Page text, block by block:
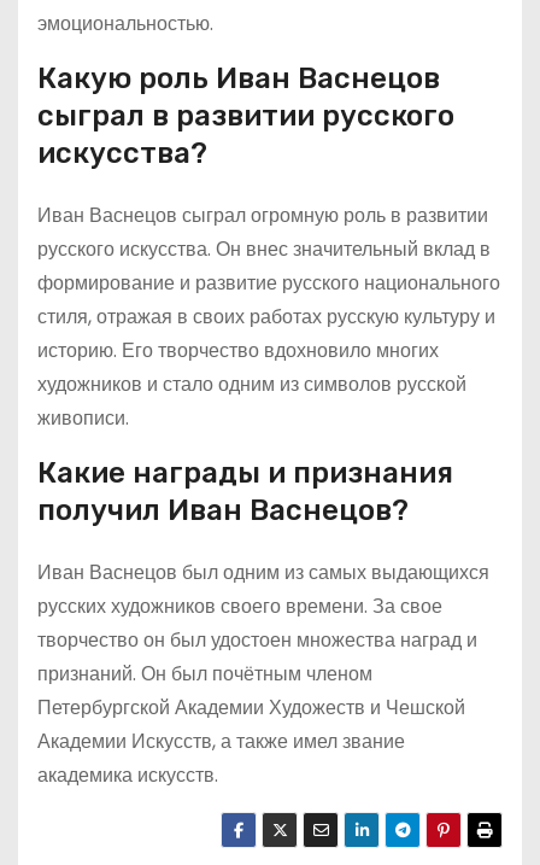
эмоциональностью.
Какую роль Иван Васнецов
сыграл в развитии русского
искусства?
Иван Васнецов сыграл огромную роль в развитии
русского искусства. Он внес значительный вклад в
формирование и развитие русского национального
стиля, отражая в своих работах русскую культуру и
историю. Его творчество вдохновило многих
художников и стало одним из символов русской
живописи.
Какие награды и признания
получил Иван Васнецов?
Иван Васнецов был одним из самых выдающихся
русских художников своего времени. За свое
творчество он был удостоен множества наград и
признаний. Он был почётным членом
Петербургской Академии Художеств и Чешской
Академии Искусств, а также имел звание
академика искусств.